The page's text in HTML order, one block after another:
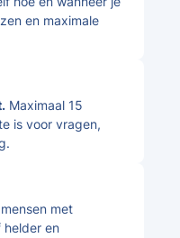
en maximale
Maximaal 15
is voor vragen,
met
en